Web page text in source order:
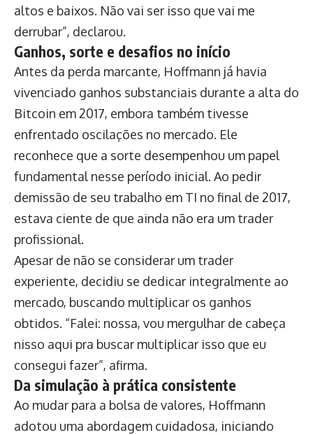
altos e baixos. Não vai ser isso que vai me
derrubar”, declarou.
Ganhos, sorte e desafios no início
Antes da perda marcante, Hoffmann já havia
vivenciado ganhos substanciais durante a alta do
Bitcoin em 2017, embora também tivesse
enfrentado oscilações no mercado. Ele
reconhece que a sorte desempenhou um papel
fundamental nesse período inicial. Ao pedir
demissão de seu trabalho em TI no final de 2017,
estava ciente de que ainda não era um trader
profissional.
Apesar de não se considerar um trader
experiente, decidiu se dedicar integralmente ao
mercado, buscando multiplicar os ganhos
obtidos. “Falei: nossa, vou mergulhar de cabeça
nisso aqui pra buscar multiplicar isso que eu
consegui fazer”, afirma.
Da simulação à prática consistente
Ao mudar para a bolsa de valores, Hoffmann
adotou uma abordagem cuidadosa, iniciando